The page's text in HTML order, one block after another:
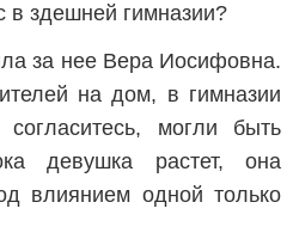
здешней гимназии?
за нее Вера Иосифовна.
на дом, в гимназии
могли быть
девушка растет, она
влиянием одной только